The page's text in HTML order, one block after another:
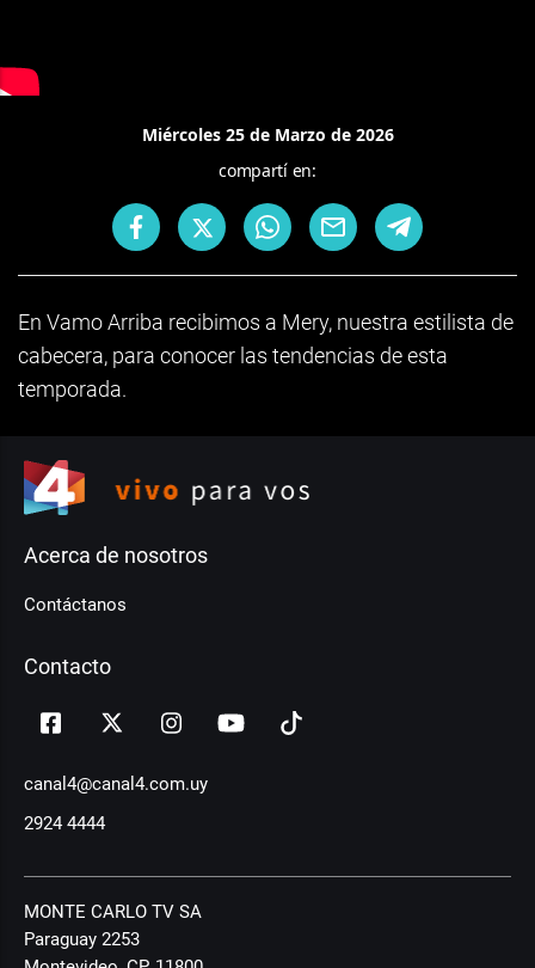
Miércoles 25 de Marzo de 2026
compartí en:
En Vamo Arriba recibimos a Mery, nuestra estilista de
cabecera, para conocer las tendencias de esta
temporada.
Acerca de nosotros
Contáctanos
Contacto
canal4@canal4.com.uy
2924 4444
MONTE CARLO TV SA
Paraguay 2253